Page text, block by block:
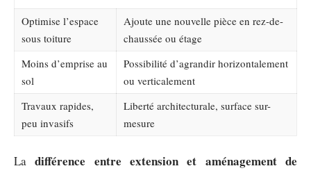
Optimise l’espace
sous toiture
Ajoute une nouvelle pièce en rez-de-
chaussée ou étage
Moins d’emprise au
sol
Possibilité d’agrandir horizontalement
ou verticalement
Travaux rapides,
peu invasifs
Liberté architecturale, surface sur-
mesure
Ladifférence entre extension et aménagement de